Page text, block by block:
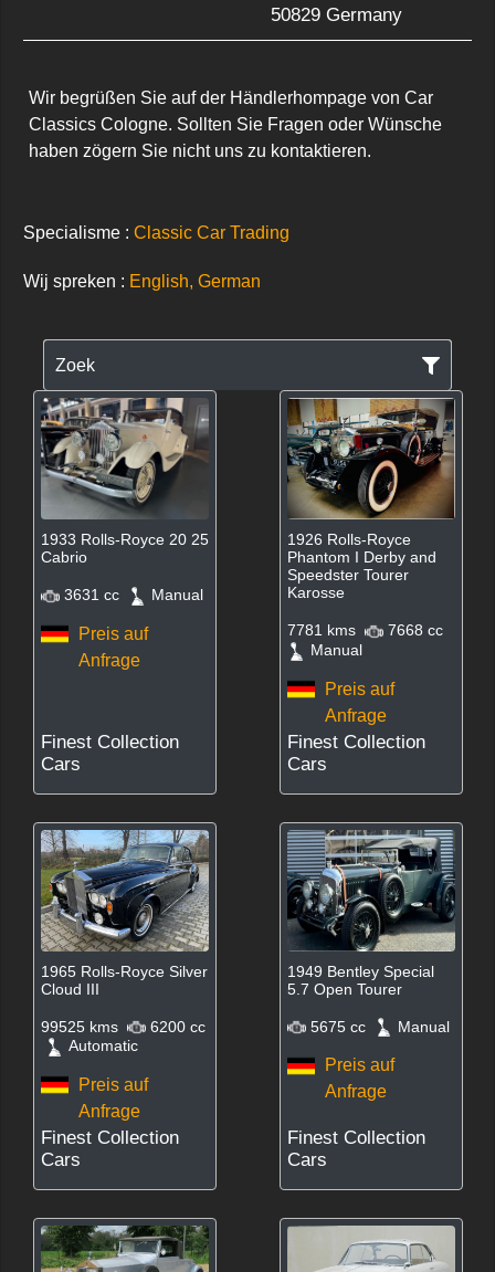
50829 Germany
Wir begrüßen Sie auf der Händlerhompage von Car
Classics Cologne. Sollten Sie Fragen oder Wünsche
haben zögern Sie nicht uns zu kontaktieren.
Specialisme : Classic Car Trading
Wij spreken : English, German
Zoek
1933 Rolls-Royce 20 25
Cabrio
3631 cc Manual
Preis auf
Anfrage
Finest Collection
Cars
1926 Rolls-Royce
Phantom I Derby and
Speedster Tourer
Karosse
7781 kms
7668 cc
Manual
Preis auf
Anfrage
Finest Collection
Cars
1965 Rolls-Royce Silver
Cloud III
99525 kms
6200 cc
Automatic
Preis auf
Anfrage
Finest Collection
Cars
1949 Bentley Special
5.7 Open Tourer
5675 cc Manual
Preis auf
Anfrage
Finest Collection
Cars